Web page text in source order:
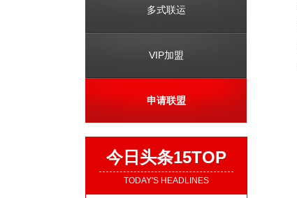
多式联运
VIP加盟
申请联盟
今日头条15TOP
TODAY'S HEADLINES